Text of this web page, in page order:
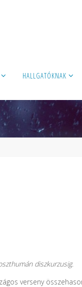
HALLGATÓKNAK
diszkurzusig.
verseny